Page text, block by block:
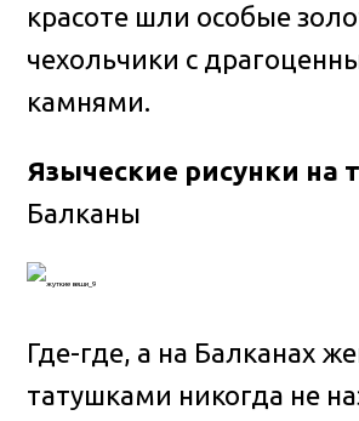
красоте шли особые
чехольчики с
камнями.
Языческие рисунки на
Балканы
Где-где, а на Балканах
татушками никогда не